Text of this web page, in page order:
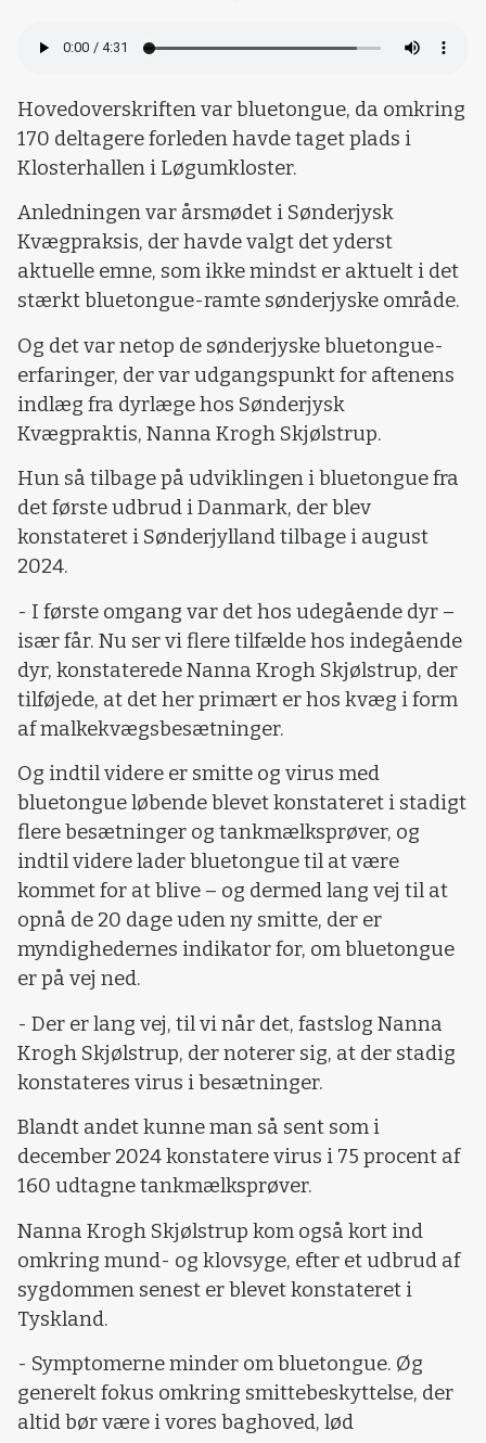
Hovedoverskriften var bluetongue, da omkring
170 deltagere forleden havde taget plads i
Klosterhallen i Løgumkloster.
Anledningen var årsmødet i Sønderjysk
Kvægpraksis, der havde valgt det yderst
aktuelle emne, som ikke mindst er aktuelt i det
stærkt bluetongue-ramte sønderjyske område.
Og det var netop de sønderjyske bluetongue-
erfaringer, der var udgangspunkt for aftenens
indlæg fra dyrlæge hos Sønderjysk
Kvægpraktis, Nanna Krogh Skjølstrup.
Hun så tilbage på udviklingen i bluetongue fra
det første udbrud i Danmark, der blev
konstateret i Sønderjylland tilbage i august
2024.
- I første omgang var det hos udegående dyr –
især får. Nu ser vi flere tilfælde hos indegående
dyr, konstaterede Nanna Krogh Skjølstrup, der
tilføjede, at det her primært er hos kvæg i form
af malkekvægsbesætninger.
Og indtil videre er smitte og virus med
bluetongue løbende blevet konstateret i stadigt
flere besætninger og tankmælksprøver, og
indtil videre lader bluetongue til at være
kommet for at blive – og dermed lang vej til at
opnå de 20 dage uden ny smitte, der er
myndighedernes indikator for, om bluetongue
er på vej ned.
- Der er lang vej, til vi når det, fastslog Nanna
Krogh Skjølstrup, der noterer sig, at der stadig
konstateres virus i besætninger.
Blandt andet kunne man så sent som i
december 2024 konstatere virus i 75 procent af
160 udtagne tankmælksprøver.
Nanna Krogh Skjølstrup kom også kort ind
omkring mund- og klovsyge, efter et udbrud af
sygdommen senest er blevet konstateret i
Tyskland.
- Symptomerne minder om bluetongue. Øg
generelt fokus omkring smittebeskyttelse, der
altid bør være i vores baghoved, lød